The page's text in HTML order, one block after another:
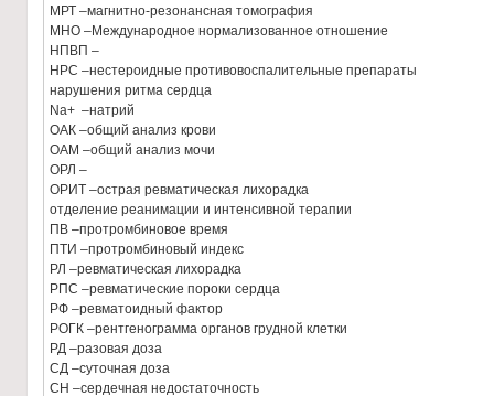
МРТ –магнитно-резонансная томография
МНО –Международное нормализованное отношение
НПВП –
НРС –нестероидные противовоспалительные препараты
нарушения ритма сердца
Na+ –натрий
ОАК –общий анализ крови
ОАМ –общий анализ мочи
ОРЛ –
ОРИТ –острая ревматическая лихорадка
отделение реанимации и интенсивной терапии
ПВ –протромбиновое время
ПТИ –протромбиновый индекс
РЛ –ревматическая лихорадка
РПС –ревматические пороки сердца
РФ –ревматоидный фактор
РОГК –рентгенограмма органов грудной клетки
РД –разовая доза
СД –суточная доза
СН –сердечная недостаточность